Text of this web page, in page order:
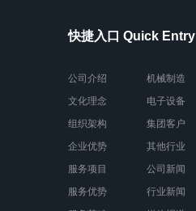
快捷入口 Quick Entry
公司介绍
文化理念
组织架构
企业优势
服务项目
服务优势
机械制造
电子设备
集团客户
其他行业
公司新闻
行业新闻